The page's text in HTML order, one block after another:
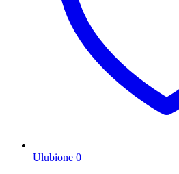
Ulubione 0